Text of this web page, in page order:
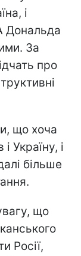
і
Дональда
За
про
що хоча
Україну, і
більше
що
Росії,